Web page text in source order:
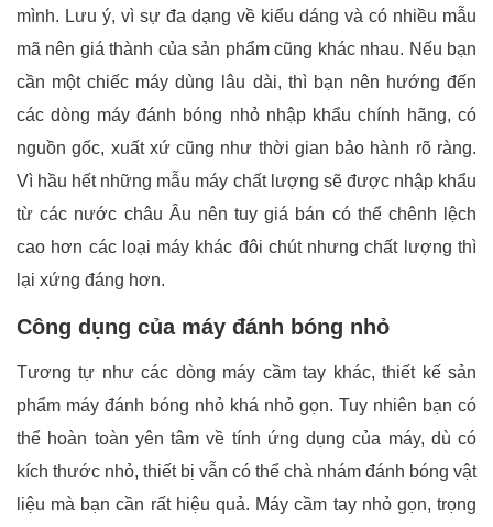
mình. Lưu ý, vì sự đa dạng về kiểu dáng và có nhiều mẫu
mã nên giá thành của sản phẩm cũng khác nhau. Nếu bạn
cần một chiếc máy dùng lâu dài, thì bạn nên hướng đến
các dòng máy đánh bóng nhỏ nhập khẩu chính hãng, có
nguồn gốc, xuất xứ cũng như thời gian bảo hành rõ ràng.
Vì hầu hết những mẫu máy chất lượng sẽ được nhập khẩu
từ các nước châu Âu nên tuy giá bán có thể chênh lệch
cao hơn các loại máy khác đôi chút nhưng chất lượng thì
lại xứng đáng hơn.
Công dụng của máy đánh bóng nhỏ
Tương tự như các dòng máy cầm tay khác, thiết kế sản
phẩm máy đánh bóng nhỏ khá nhỏ gọn. Tuy nhiên bạn có
thể hoàn toàn yên tâm về tính ứng dụng của máy, dù có
kích thước nhỏ, thiết bị vẫn có thể chà nhám đánh bóng vật
liệu mà bạn cần rất hiệu quả. Máy cầm tay nhỏ gọn, trọng